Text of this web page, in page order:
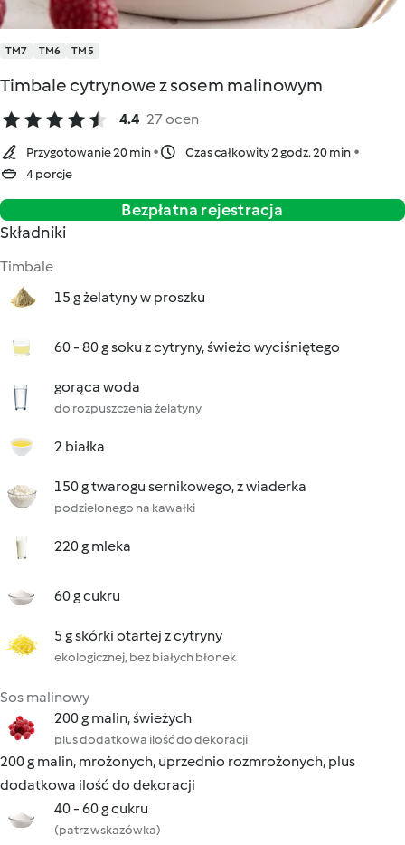
TM7 TM6 TM5
Timbale cytrynowe z sosem malinowym
4.4 27 ocen
Przygotowanie 20 min
Czas całkowity 2 godz. 20 min
4 porcje
Bezpłatna rejestracja
Składniki
Timbale
15 g żelatyny w proszku
60 - 80 g soku z cytryny, świeżo wyciśniętego
gorąca woda
do rozpuszczenia żelatyny
2 białka
150 g twarogu sernikowego, z wiaderka
podzielonego na kawałki
220 g mleka
60 g cukru
5 g skórki otartej z cytryny
ekologicznej, bez białych błonek
Sos malinowy
200 g malin, świeżych
plus dodatkowa ilość do dekoracji
200 g malin, mrożonych, uprzednio rozmrożonych, plus
dodatkowa ilość do dekoracji
40 - 60 g cukru
(patrz wskazówka)